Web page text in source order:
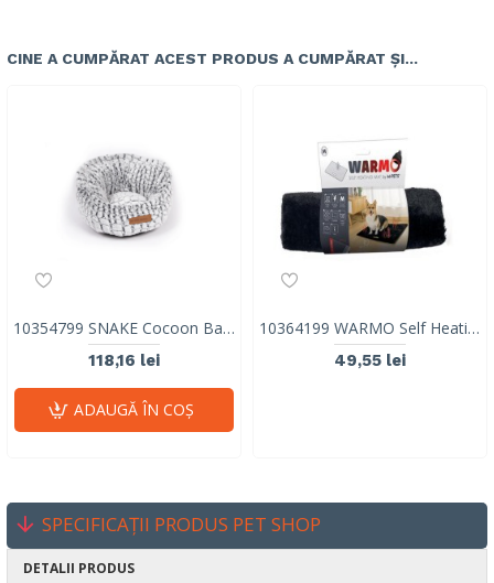
CINE A CUMPĂRAT ACEST PRODUS A CUMPĂRAT ȘI...
10354799 SNAKE Cocoon Basket
118,16 lei
ADAUGĂ ÎN COŞ
10364199 WARMO Self Heating Mat M
49,55 lei
SPECIFICAȚII PRODUS PET SHOP
DETALII PRODUS